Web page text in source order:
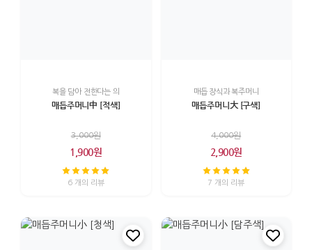
복을 담아 전한다는 의
매듭주머니中 [적색]
3,000원
1,900원
6 개의 리뷰
매듭 장식과 복주머니
매듭주머니大 [구색]
4,000원
2,900원
7 개의 리뷰